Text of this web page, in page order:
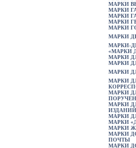
МАРКИ
МАРКИ
МАРКИ
МАРКИ
МАРКИ
МАРКИ
МАРКИ-
«МАРКИ
МАРКИ
МАРКИ
МАРКИ
МАРКИ
МАРКИ
МАРКИ
ИЗДАНИЙ
МАРКИ
МАРКИ
МАРКИ
МАРКИ
ПОЧТЫ
МАРКИ